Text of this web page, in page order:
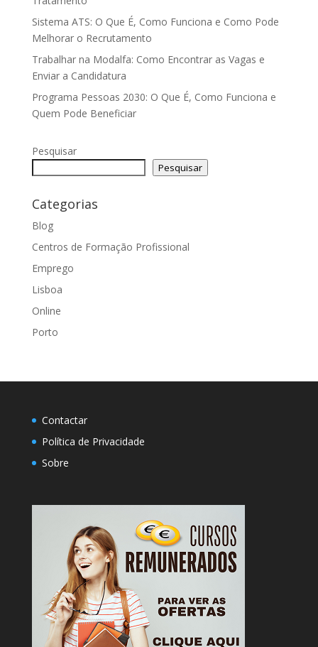
Sistema ATS: O Que É, Como Funciona e Como Pode
Melhorar o Recrutamento
Trabalhar na Modalfa: Como Encontrar as Vagas e
Enviar a Candidatura
Programa Pessoas 2030: O Que É, Como Funciona e
Quem Pode Beneficiar
Pesquisar
Pesquisar
Categorias
Blog
Centros de Formação Profissional
Emprego
Lisboa
Online
Porto
Contactar
Política de Privacidade
Sobre